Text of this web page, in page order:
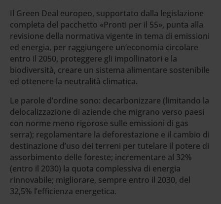
Il Green Deal europeo, supportato dalla legislazione
completa del pacchetto «Pronti per il 55», punta alla
revisione della normativa vigente in tema di emissioni
ed energia, per raggiungere un’economia circolare
entro il 2050, proteggere gli impollinatori e la
biodiversità, creare un sistema alimentare sostenibile
ed ottenere la neutralità climatica.
Le parole d’ordine sono: decarbonizzare (limitando la
delocalizzazione di aziende che migrano verso paesi
con norme meno rigorose sulle emissioni di gas
serra); regolamentare la deforestazione e il cambio di
destinazione d’uso dei terreni per tutelare il potere di
assorbimento delle foreste; incrementare al 32%
(entro il 2030) la quota complessiva di energia
rinnovabile; migliorare, sempre entro il 2030, del
32,5% l’efficienza energetica.